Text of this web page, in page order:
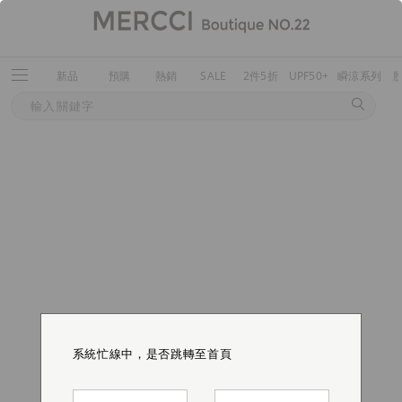
新品 預購 熱銷 SALE 2件5折 UPF50+ 瞬涼系列
系統忙線中，是否跳轉至首頁
系統忙線中，是否跳轉至首頁
系統忙線中，是否跳轉至首頁
系統忙線中，是否跳轉至首頁
系統忙線中，是否跳轉至首頁